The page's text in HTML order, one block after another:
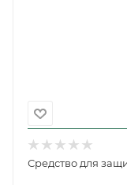
Средство для